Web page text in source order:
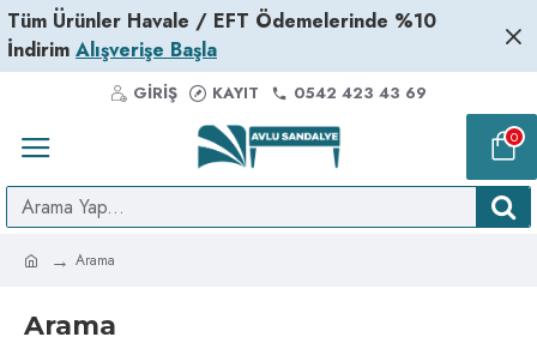
Tüm Ürünler Havale / EFT Ödemelerinde %10
İndirim Alışverişe Başla
GIRIŞ KAYIT 0542 423 43 69
0
Arama
Arama